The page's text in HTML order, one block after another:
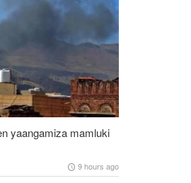
yaangamiza mamluki
9 hours ago